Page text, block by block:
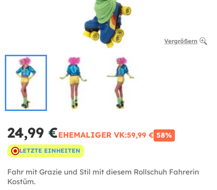
Vergrößern
24,99 €EHEMALIGER VK:59,99 € 58%
LETZTE EINHEITEN
Fahr mit Grazie und Stil mit diesem Rollschuh Fahrerin
Kostüm.